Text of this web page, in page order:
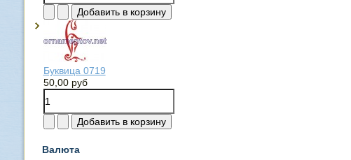
Буквица 0719
50,00 руб
Валюта